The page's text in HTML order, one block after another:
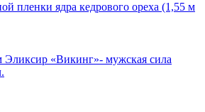
пленки ядра кедрового ореха (1,55 м
Эликсир «Викинг»- мужская сила